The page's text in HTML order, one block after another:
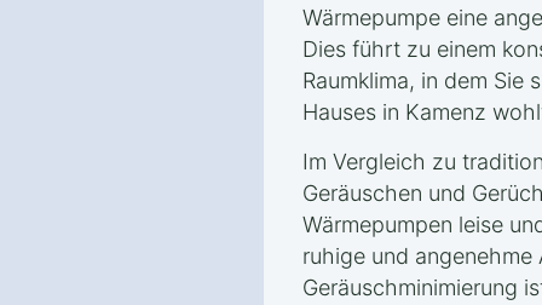
Wärmepumpe eine
Dies führt zu einem
Raumklima, in dem Sie
Hauses in Kamenz
Im Vergleich zu
Geräuschen und
Wärmepumpen leise
ruhige und angenehme
Geräuschminimierung